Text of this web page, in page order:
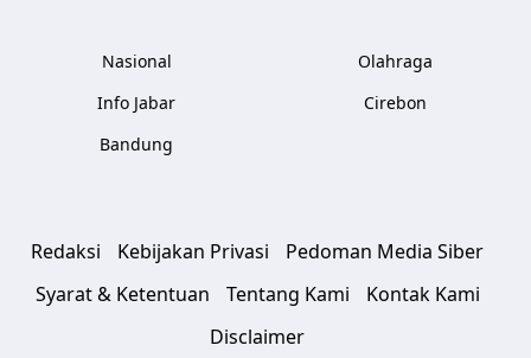
Nasional
Info Jabar
Bandung
Olahraga
Cirebon
Redaksi Kebijakan Privasi
Pedoman Media Siber
Syarat & Ketentuan
Tentang Kami
Kontak Kami
Disclaimer